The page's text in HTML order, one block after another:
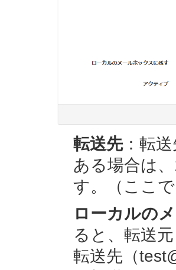
転送先：転
ある場合は
す。（ここ
ローカルの
ると、転送
転送先（